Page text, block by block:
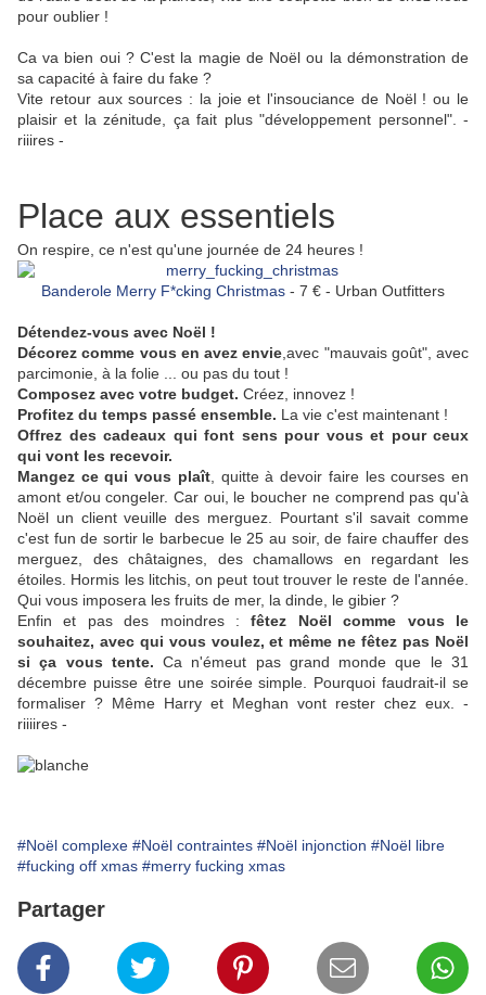
pour oublier !
Ca va bien oui ? C'est la magie de Noël ou la démonstration de
sa capacité à faire du fake ?
Vite retour aux sources : la joie et l'insouciance de Noël ! ou le
plaisir et la zénitude, ça fait plus "développement personnel". -
riiires -
Place aux essentiels
On respire, ce n'est qu'une journée de 24 heures !
Banderole Merry F*cking Christmas - 7 € - Urban Outfitters
Détendez-vous avec Noël !
Décorez comme vous en avez envie ,avec "mauvais goût", avec
parcimonie, à la folie ... ou pas du tout !
Composez avec votre budget. Créez, innovez !
Profitez du temps passé ensemble. La vie c'est maintenant !
Offrez des cadeaux qui font sens pour vous et pour ceux
qui vont les recevoir.
Mangez ce qui vous plaît, quitte à devoir faire les courses en
amont et/ou congeler. Car oui, le boucher ne comprend pas qu'à
Noël un client veuille des merguez. Pourtant s'il savait comme
c'est fun de sortir le barbecue le 25 au soir, de faire chauffer des
merguez, des châtaignes, des chamallows en regardant les
étoiles. Hormis les litchis, on peut tout trouver le reste de l'année.
Qui vous imposera les fruits de mer, la dinde, le gibier ?
Enfin et pas des moindres : fêtez Noël comme vous le
souhaitez, avec qui vous voulez, et même ne fêtez pas Noël
si ça vous tente. Ca n'émeut pas grand monde que le 31
décembre puisse être une soirée simple. Pourquoi faudrait-il se
formaliser ? Même Harry et Meghan vont rester chez eux. -
riiiires -
#Noël complexe #Noël contraintes #Noël injonction #Noël libre
#fucking off xmas #merry fucking xmas
Partager